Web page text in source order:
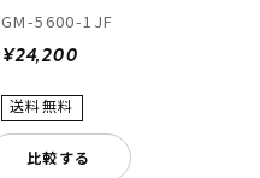
GM-5600-1JF
¥24,200
比較する